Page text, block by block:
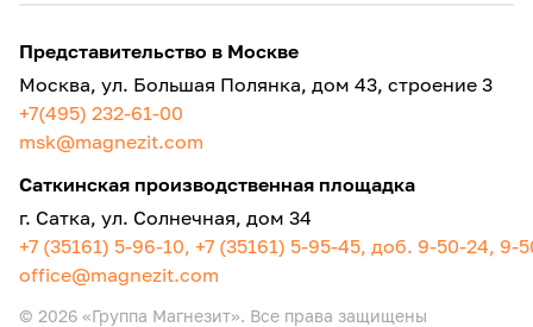
Представительство в Москве
Москва, ул. Большая Полянка, дом 43, строение 3
+7(495) 232-61-00
msk@magnezit.com
Саткинская производственная площадка
г. Сатка, ул. Солнечная, дом 34
+7 (35161) 5-96-10, +7 (35161) 5-95-45, доб. 9-50-24, 9-
office@magnezit.com
© 2026 «Группа Магнезит». Все права защищены